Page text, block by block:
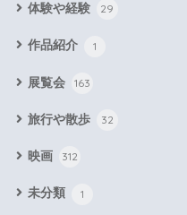
体験や経験 29
作品紹介 1
展覧会 163
旅行や散歩 32
映画 312
未分類 1